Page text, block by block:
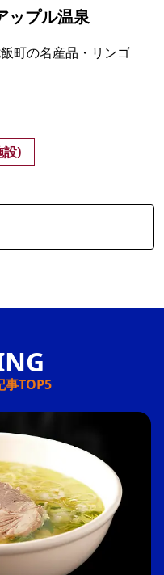
プル温泉
町の名産品・リンゴ
設)
事TOP5